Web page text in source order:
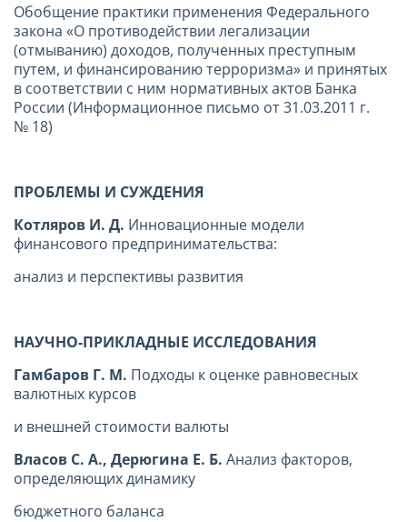
Обобщение практики применения Федерального
закона «О противодействии легализации
(отмыванию) доходов, полученных преступным
путем, и финансированию терроризма» и принятых
в соответствии с ним нормативных актов Банка
России (Информационное письмо от 31.03.2011 г.
№ 18)
ПРОБЛЕМЫ И СУЖДЕНИЯ
Котляров И. Д. Инновационные модели
финансового предпринимательства:
анализ и перспективы развития
НАУЧНО-ПРИКЛАДНЫЕ ИССЛЕДОВАНИЯ
Гамбаров Г. М. Подходы к оценке равновесных
валютных курсов
и внешней стоимости валюты
Власов С. А., Дерюгина Е. Б. Анализ факторов,
определяющих динамику
бюджетного баланса